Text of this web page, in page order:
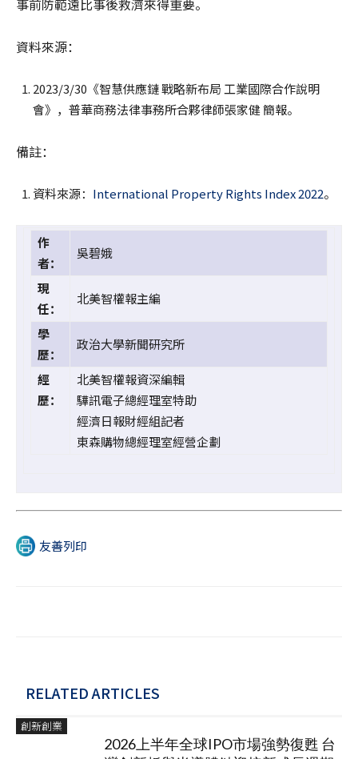
事前防範遠比事後救濟來得重要。
資料來源：
2023/3/30《智慧供應鏈 戰略新布局 工業國際合作說明
會》，普華商務法律事務所合夥律師張家健 簡報。
備註：
資料來源： International Property Rights Index 2022。
作
者：
吳碧娥
現
任：
北美智權報主編
學
歷：
政治大學新聞研究所
經
歷：
北美智權報資深編輯
驊訊電子總經理室特助
經濟日報財經組記者
東森購物總經理室經營企劃
友善列印
RELATED ARTICLES
創新創業
2026上半年全球IPO市場強勢復甦 台